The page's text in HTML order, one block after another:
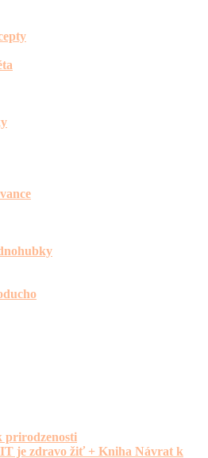
prirodzenosti
je zdravo žiť + Kniha Návrat k